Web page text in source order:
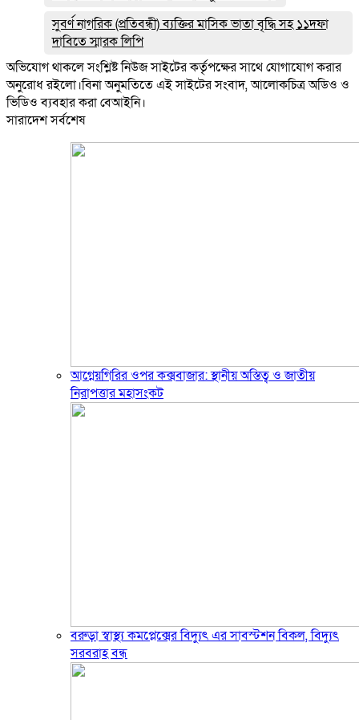
সুবর্ণ নাগরিক (প্রতিবন্ধী) ব্যক্তির মাসিক ভাতা বৃদ্ধি সহ ১১দফা
দাবিতে স্মারক লিপি
অভিযোগ থাকলে সংশ্লিষ্ট নিউজ সাইটের কর্তৃপক্ষের সাথে যোগাযোগ করার
অনুরোধ রইলো।বিনা অনুমতিতে এই সাইটের সংবাদ, আলোকচিত্র অডিও ও
ভিডিও ব্যবহার করা বেআইনি।
সারাদেশ সর্বশেষ
আগ্নেয়গিরির ওপর কক্সবাজার: স্থানীয় অস্তিত্ব ও জাতীয়
নিরাপত্তার মহাসংকট
বরুড়া স্বাস্থ্য কমপ্লেক্সের বিদ্যুৎ এর সাবস্টশন বিকল, বিদ্যুৎ
সরবরাহ বন্ধ